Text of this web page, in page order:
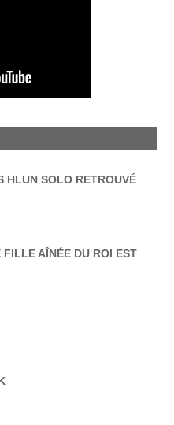
HLUN SOLO RETROUVÉ
AÎNÉE DU ROI EST